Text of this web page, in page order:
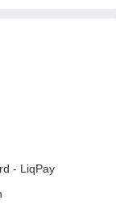
- LiqPay